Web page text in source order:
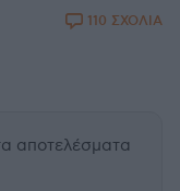
110 ΣΧΟΛΙΑ
αποτελέσματα